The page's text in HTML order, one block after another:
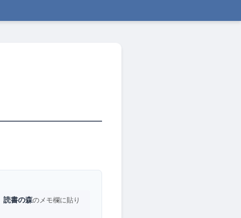
読書の森のメモ欄に貼り